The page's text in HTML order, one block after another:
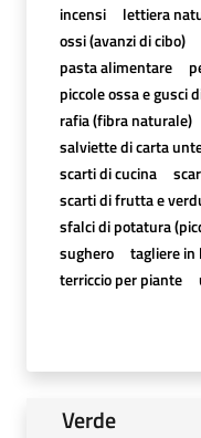
incensi
lettiera
ossi (avanzi di cibo)
pasta alimentare
piccole ossa e gusci
rafia (fibra naturale)
salviette di carta
scarti di cucina
scarti di frutta e
sfalci di potatura
sughero
tagliere in
terriccio per piante
Verde